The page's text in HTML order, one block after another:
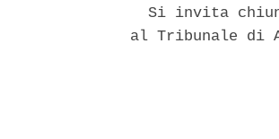
Si invita
al Tribunale di